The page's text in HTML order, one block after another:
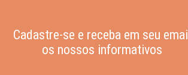
Cadastre-se e receba em seu email
os nossos informativos